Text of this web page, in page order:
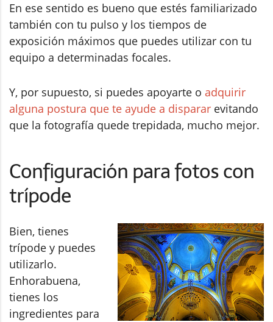
En ese sentido es bueno que estés familiarizado
también con tu pulso y los tiempos de
exposición máximos que puedes utilizar con tu
equipo a determinadas focales.
Y, por supuesto, si puedes apoyarte o adquirir
alguna postura que te ayude a disparar evitando
que la fotografía quede trepidada, mucho mejor.
Configuración para fotos con
trípode
Bien, tienes
trípode y puedes
utilizarlo.
Enhorabuena,
tienes los
ingredientes para